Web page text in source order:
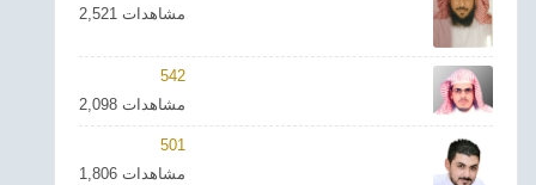
ادعية
احدث الفيديوهات
ترفيهي
2,521 مشاهدات
542
2,098 مشاهدات
501
1,806 مشاهدات